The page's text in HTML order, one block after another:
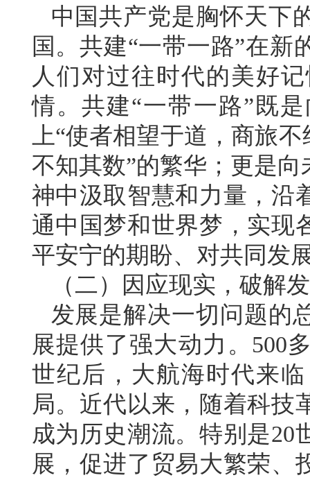
中国共产党是胸怀天下
国。共建“一带一路”在新
人们对过往时代的美好
情。共建“一带一路”既
上“使者相望于道，商旅
不知其数”的繁华；更是
神中汲取智慧和力量，沿
通中国梦和世界梦，实现
平安宁的期盼、对共同发
（二）因应现实，破解
发展是解决一切问题的
展提供了强大动力。500
世纪后，大航海时代来
局。近代以来，随着科技
成为历史潮流。特别是20
展，促进了贸易大繁荣、